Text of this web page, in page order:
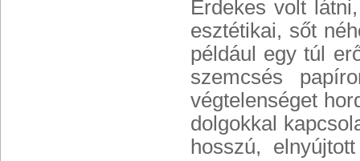
Érdekes volt
esztétikai, sőt
például egy túl
szemcsés
végtelenséget
dolgokkal
hosszú,